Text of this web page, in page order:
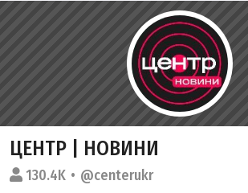
ЦЕНТР | НОВИНИ
130.4K
@centerukr